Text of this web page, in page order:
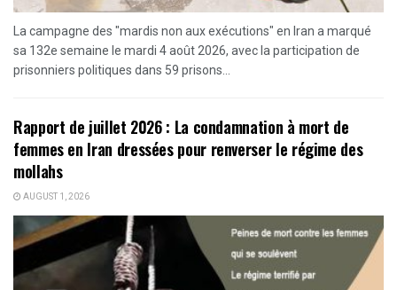
La campagne des "mardis non aux exécutions" en Iran a marqué
sa 132e semaine le mardi 4 août 2026, avec la participation de
prisonniers politiques dans 59 prisons...
Rapport de juillet 2026 : La condamnation à mort de
femmes en Iran dressées pour renverser le régime des
mollahs
AUGUST 1, 2026